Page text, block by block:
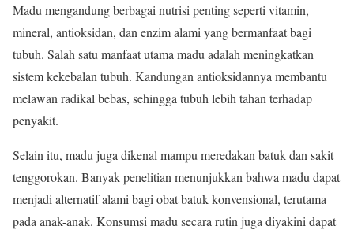
Madu mengandung berbagai nutrisi penting seperti vitamin,
mineral, antioksidan, dan enzim alami yang bermanfaat bagi
tubuh. Salah satu manfaat utama madu adalah meningkatkan
sistem kekebalan tubuh. Kandungan antioksidannya membantu
melawan radikal bebas, sehingga tubuh lebih tahan terhadap
penyakit.
Selain itu, madu juga dikenal mampu meredakan batuk dan sakit
tenggorokan. Banyak penelitian menunjukkan bahwa madu dapat
menjadi alternatif alami bagi obat batuk konvensional, terutama
pada anak-anak. Konsumsi madu secara rutin juga diyakini dapat